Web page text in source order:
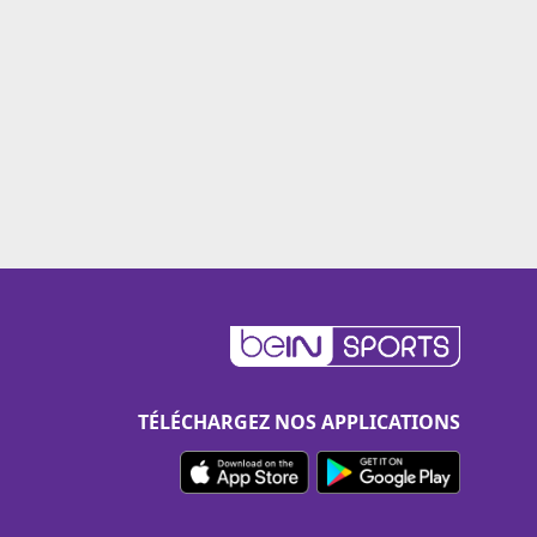
TÉLÉCHARGEZ NOS APPLICATIONS